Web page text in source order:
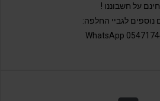
על חשבוננו !
נוספים לגביי החלפה: